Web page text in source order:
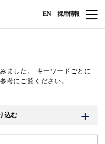
EN 採用情報
ました。
キーワードごとに
考にご覧ください。
込む